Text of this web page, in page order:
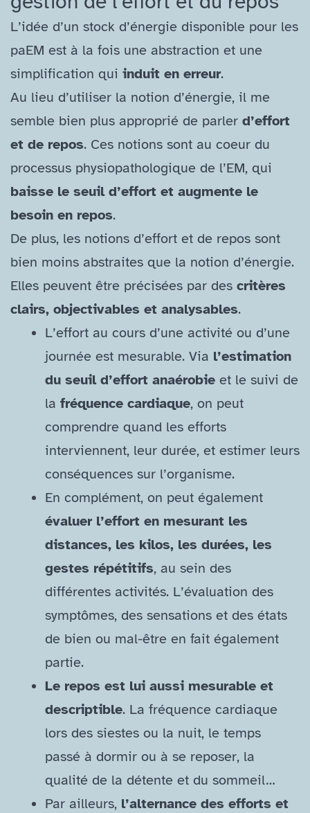
L’idée d’un stock d’énergie disponible pour les
paEM est à la fois une abstraction et une
simplification qui induit en erreur.
Au lieu d’utiliser la notion d’énergie, il me
semble bien plus approprié de parler d’effort
et de repos. Ces notions sont au coeur du
processus physiopathologique de l’EM, qui
baisse le seuil d’effort et augmente le
besoin en repos.
De plus, les notions d’effort et de repos sont
bien moins abstraites que la notion d’énergie.
Elles peuvent être précisées par des critères
clairs, objectivables et analysables.
L’effort au cours d’une activité ou d’une
journée est mesurable. Via l’estimation
du seuil d’effort anaérobie et le suivi de
la fréquence cardiaque, on peut
comprendre quand les efforts
interviennent, leur durée, et estimer leurs
conséquences sur l’organisme.
En complément, on peut également
évaluer l’effort en mesurant les
distances, les kilos, les durées, les
gestes répétitifs, au sein des
différentes activités. L’évaluation des
symptômes, des sensations et des états
de bien ou mal-​être en fait également
partie.
Le repos est lui aussi mesurable et
descriptible. La fréquence cardiaque
lors des siestes ou la nuit, le temps
passé à dormir ou à se reposer, la
qualité de la détente et du sommeil…
Par ailleurs, l’alternance des efforts et